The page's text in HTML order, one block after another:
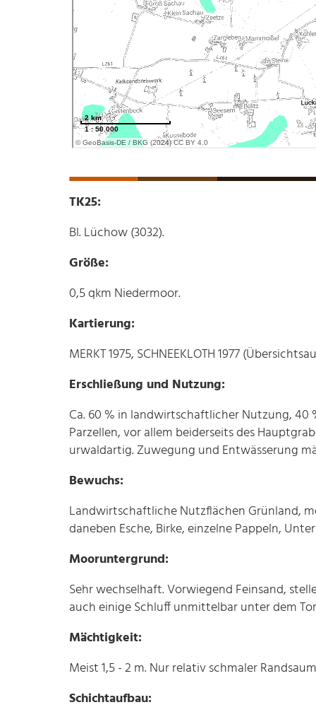
TK25:
Bl. Lüchow (3032).
Größe:
0,5 qkm Niedermoor.
Kartierung:
MERKT 1975, SCHNEEKLOTH 1977
Erschließung und Nutzung:
Ca. 60 % in landwirtschaftlicher Nutzung,
Parzellen, vor allem beiderseits des
urwaldartig. Zuwegung und Entwässerung
Bewuchs:
Landwirtschaftliche Nutzflächen Grünland,
daneben Esche, Birke, einzelne Pappeln,
Mooruntergrund:
Sehr wechselhaft. Vorwiegend Feinsand,
auch einige Schluff unmittelbar unter dem
Mächtigkeit:
Meist 1,5 - 2 m. Nur relativ schmaler
Schichtaufbau: